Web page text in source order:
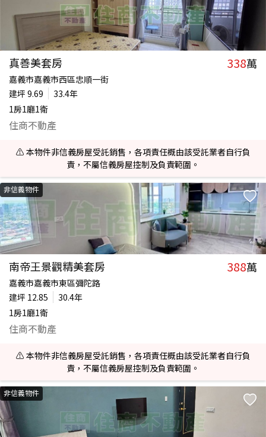
真善美套房 338萬
嘉義市嘉義市西區忠順一街
建坪 9.69
33.4年
1房1廳1衛
住商不動產
⚠️ 本物件非信義房屋受託銷售，各項責任概由該受託業者自行負
責，不屬信義房屋控制及負責範圍。
非信義物件
南帝王景觀精美套房 388萬
嘉義市嘉義市東區彌陀路
建坪 12.85
30.4年
1房1廳1衛
住商不動產
⚠️ 本物件非信義房屋受託銷售，各項責任概由該受託業者自行負
責，不屬信義房屋控制及負責範圍。
非信義物件